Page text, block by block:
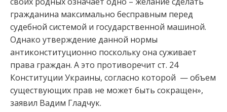
гражданина максимально бесправным перед
судебной системой и государственной машиной.
Однако утверждение данной нормы
антиконституционно поскольку она суживает
права граждан. А это противоречит ст. 24
Конституции Украины, согласно которой — объем
существующих прав не может быть сокращен»,
заявил Вадим Гладчук.